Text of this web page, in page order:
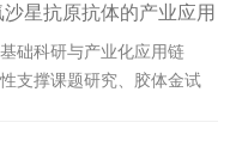
星抗原抗体的产业应用
础科研与产业化应用链
支撑课题研究、胶体金试